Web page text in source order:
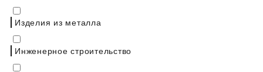
Изделия из металла
Инженерное строительство